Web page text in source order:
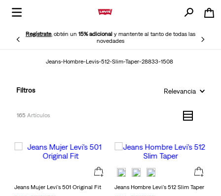
Regístrate, obtén un15% adicionaly mantente al tanto de todas las
novedades
Jeans-Hombre-Levis-512-Slim-Taper-28833-1508
Filtros Relevancia
165
Jeans Mujer Levi's 501 Original Fit Jeans Hombre Levi's 512 Slim Taper